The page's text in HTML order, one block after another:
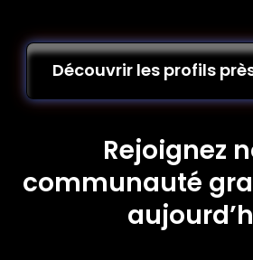
Découvrir les profils
Rejoignez
communauté